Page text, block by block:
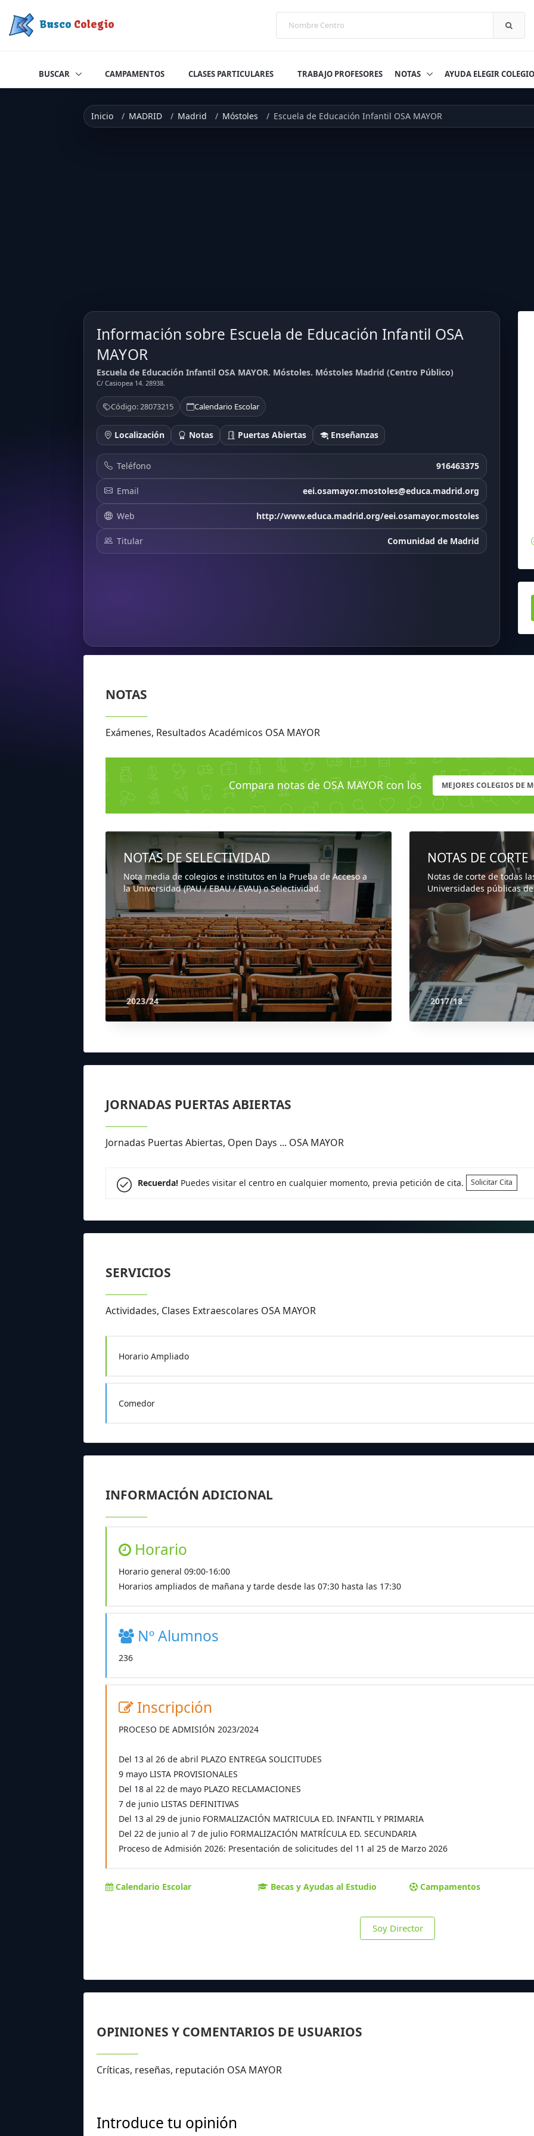
Busco Colegio
BUSCAR CAMPAMENTOS CLASES PARTICULARES TRABAJO PROFESORES NOTAS AYUDA ELEGIR
Inicio MADRID Madrid Móstoles Escuela de Educación Infantil OSA MAYOR
Información sobre Escuela de Educación Infantil OSA
MAYOR
Escuela de Educación Infantil OSA MAYOR. Móstoles. Móstoles Madrid (Centro Público)
C/ Casiopea 14. 28938.
Código: 28073215 Calendario Escolar
Localización Notas Puertas Abiertas Enseñanzas
Teléfono 916463375
Email eei.osamayor.mostoles@educa.madrid.org
Web http://www.educa.madrid.org/eei.osamayor.mostoles
Titular Comunidad de Madrid
NOTAS
Exámenes, Resultados Académicos OSA MAYOR
Compara notas de OSA MAYOR con los MEJORES COLEGIOS DE
NOTAS DE SELECTIVIDAD
Nota media de colegios e institutos en la Prueba de Acceso a
la Universidad (PAU / EBAU / EVAU) o Selectividad.
2023/24
NOTAS DE CORTE
Notas de corte de todas
Universidades públicas
2017/18
JORNADAS PUERTAS ABIERTAS
Jornadas Puertas Abiertas, Open Days ... OSA MAYOR
Recuerda!Puedes visitar el centro en cualquier momento, previa petición de cita. Solicitar Cita
SERVICIOS
Actividades, Clases Extraescolares OSA MAYOR
Horario Ampliado
Comedor
INFORMACIÓN ADICIONAL
Horario
Horario general 09:00-16:00
Horarios ampliados de mañana y tarde desde las 07:30 hasta las 17:30
Nº Alumnos
236
Inscripción
PROCESO DE ADMISIÓN 2023/2024
Del 13 al 26 de abril PLAZO ENTREGA SOLICITUDES
9 mayo LISTA PROVISIONALES
Del 18 al 22 de mayo PLAZO RECLAMACIONES
7 de junio LISTAS DEFINITIVAS
Del 13 al 29 de junio FORMALIZACIÓN MATRICULA ED. INFANTIL Y PRIMARIA
Del 22 de junio al 7 de julio FORMALIZACIÓN MATRÍCULA ED. SECUNDARIA
Proceso de Admisión 2026: Presentación de solicitudes del 11 al 25 de Marzo 2026
Calendario Escolar Becas y Ayudas al Estudio Campamentos
Soy Director
OPINIONES Y COMENTARIOS DE USUARIOS
Críticas, reseñas, reputación OSA MAYOR
Introduce tu opinión